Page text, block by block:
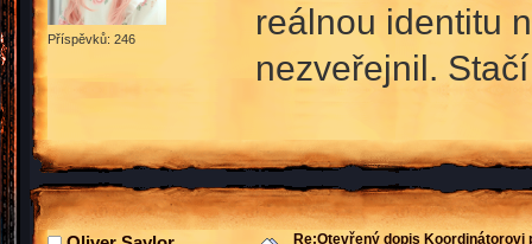
Příspěvků: 246
reálnou identitu
nezveřejnil.
Re:Otevřený dopis Koordinátorovi